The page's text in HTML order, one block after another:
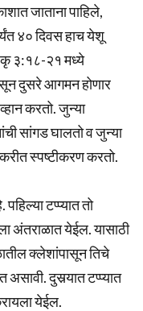
जाताना पाहिले,
४० दिवस हाच येशू
कृ ३:१८-२१ मध्ये
दुसरे आगमन होणार
करतो. जुन्या
सांगड घालतो व जुन्या
स्पष्टीकरण करतो.
टप्प्यात तो
अंतराळात येईल. यासाठी
क्लेशांपासून तिचे
असावी. दुसर्‍यात टप्प्यात
येईल.